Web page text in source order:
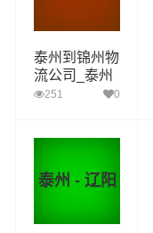
泰州到锦州物
流公司_泰州
到锦州货运_
251 0
泰州 - 辽阳